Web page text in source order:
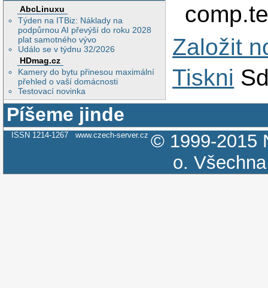
AbcLinuxu
Týden na ITBiz: Náklady na
podpůrnou AI převýší do roku 2028
plat samotného vývo
Událo se v týdnu 32/2026
HDmag.cz
Kamery do bytu přinesou maximální
přehled o vaší domácnosti
Testovací novinka
Založit
Tiskni
Píšeme jinde
ISSN 1214-1267 www.czech-server.cz © 1999-2015
o.